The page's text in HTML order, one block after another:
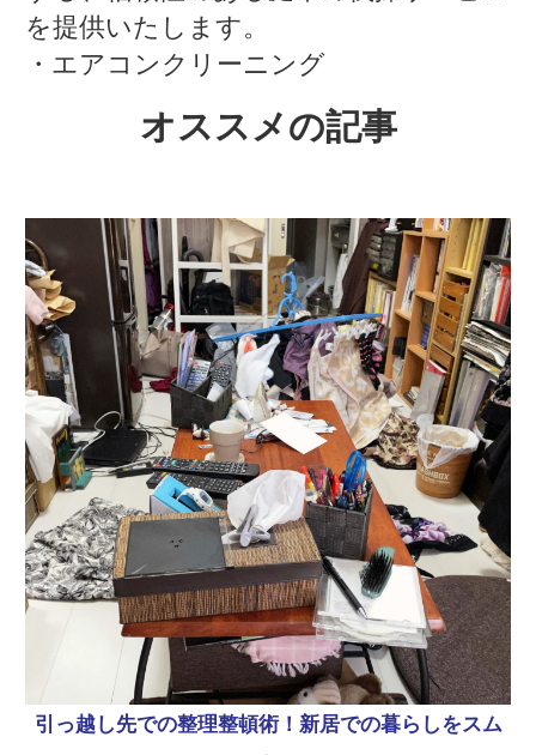
を提供いたします。
・エアコンクリーニング
オススメの記事
引っ越し先での整理整頓術！新居での暮らしをスム